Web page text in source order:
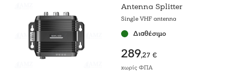
Antenna Splitter
Single VHF antenna
Διαθέσιμο
289,27 €
χωρίς ΦΠΑ